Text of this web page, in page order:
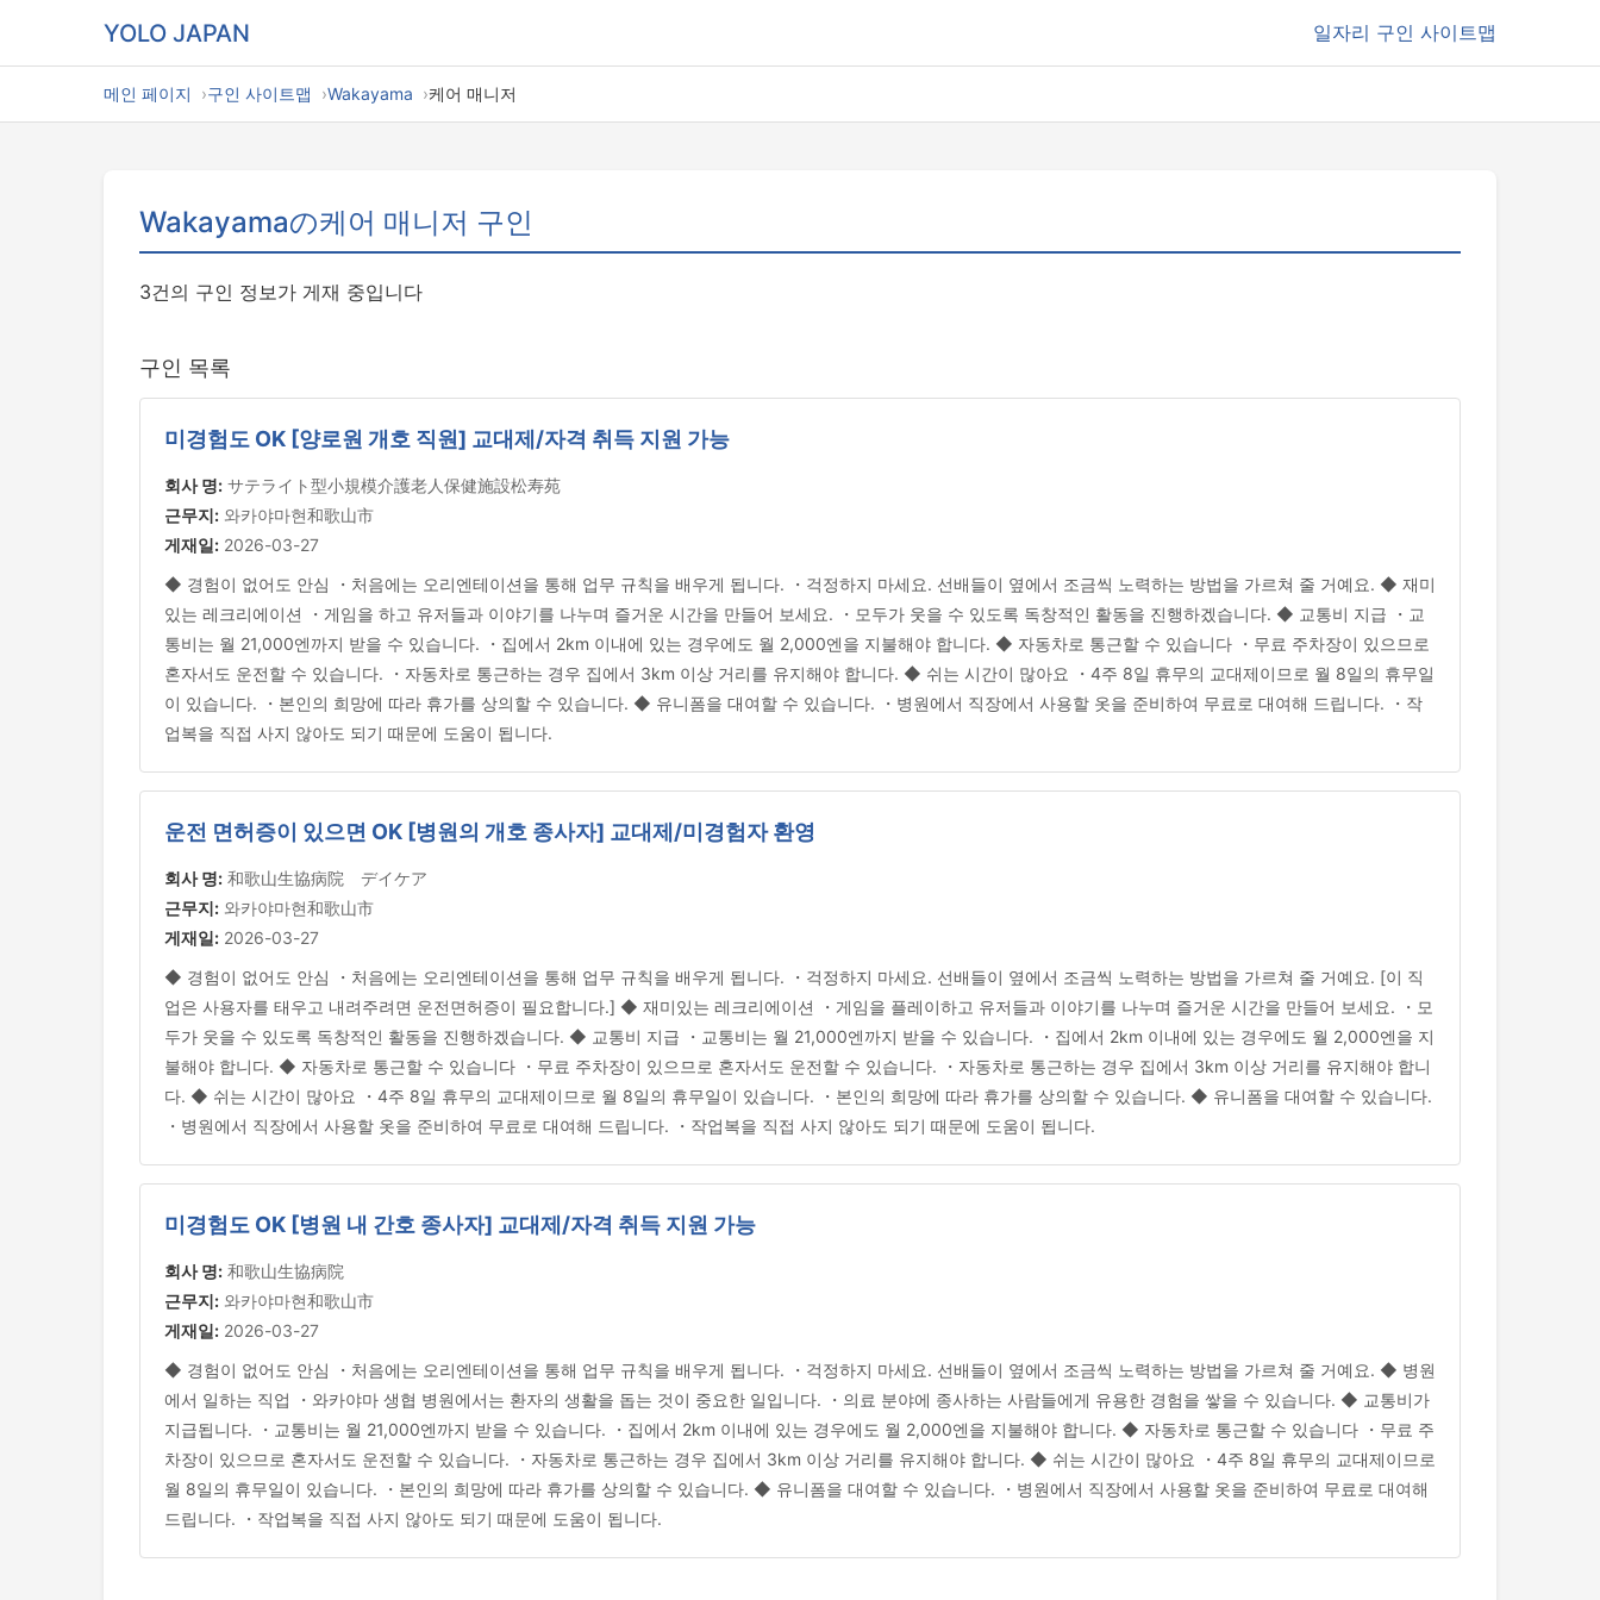
YOLO JAPAN 일자리 구인 사이트맵
메인 페이지 구인 사이트맵 Wakayama 케어 매니저
Wakayamaの케어 매니저 구인
3건의 구인 정보가 게재 중입니다
구인 목록
미경험도 OK [양로원 개호 직원] 교대제/자격 취득 지원 가능
회사 명: サテライト型小規模介護老人保健施設松寿苑
근무지: 와카야마현和歌山市
게재일: 2026-03-27
◆ 경험이 없어도 안심 ・처음에는 오리엔테이션을 통해 업무 규칙을 배우게 됩니다. ・걱정하지 마세요. 선배들이 옆에서 조금씩 노력하는 방법을 가르쳐 줄 거예요. ◆ 재미
있는 레크리에이션 ・게임을 하고 유저들과 이야기를 나누며 즐거운 시간을 만들어 보세요. ・모두가 웃을 수 있도록 독창적인 활동을 진행하겠습니다. ◆ 교통비 지급 ・교
통비는 월 21,000엔까지 받을 수 있습니다. ・집에서 2km 이내에 있는 경우에도 월 2,000엔을 지불해야 합니다. ◆ 자동차로 통근할 수 있습니다 ・무료 주차장이 있으므로
혼자서도 운전할 수 있습니다. ・자동차로 통근하는 경우 집에서 3km 이상 거리를 유지해야 합니다. ◆ 쉬는 시간이 많아요 ・4주 8일 휴무의 교대제이므로 월 8일의 휴무일
이 있습니다. ・본인의 희망에 따라 휴가를 상의할 수 있습니다. ◆ 유니폼을 대여할 수 있습니다. ・병원에서 직장에서 사용할 옷을 준비하여 무료로 대여해 드립니다. ・작
업복을 직접 사지 않아도 되기 때문에 도움이 됩니다.
운전 면허증이 있으면 OK [병원의 개호 종사자] 교대제/미경험자 환영
회사 명: 和歌山生協病院 デイケア
근무지: 와카야마현和歌山市
게재일: 2026-03-27
◆ 경험이 없어도 안심 ・처음에는 오리엔테이션을 통해 업무 규칙을 배우게 됩니다. ・걱정하지 마세요. 선배들이 옆에서 조금씩 노력하는 방법을 가르쳐 줄 거예요. [이 직
업은 사용자를 태우고 내려주려면 운전면허증이 필요합니다.] ◆ 재미있는 레크리에이션 ・게임을 플레이하고 유저들과 이야기를 나누며 즐거운 시간을 만들어 보세요. ・모
두가 웃을 수 있도록 독창적인 활동을 진행하겠습니다. ◆ 교통비 지급 ・교통비는 월 21,000엔까지 받을 수 있습니다. ・집에서 2km 이내에 있는 경우에도 월 2,000엔을 지
불해야 합니다. ◆ 자동차로 통근할 수 있습니다 ・무료 주차장이 있으므로 혼자서도 운전할 수 있습니다. ・자동차로 통근하는 경우 집에서 3km 이상 거리를 유지해야 합니
다. ◆ 쉬는 시간이 많아요 ・4주 8일 휴무의 교대제이므로 월 8일의 휴무일이 있습니다. ・본인의 희망에 따라 휴가를 상의할 수 있습니다. ◆ 유니폼을 대여할 수 있습니다.
・병원에서 직장에서 사용할 옷을 준비하여 무료로 대여해 드립니다. ・작업복을 직접 사지 않아도 되기 때문에 도움이 됩니다.
미경험도 OK [병원 내 간호 종사자] 교대제/자격 취득 지원 가능
회사 명: 和歌山生協病院
근무지: 와카야마현和歌山市
게재일: 2026-03-27
◆ 경험이 없어도 안심 ・처음에는 오리엔테이션을 통해 업무 규칙을 배우게 됩니다. ・걱정하지 마세요. 선배들이 옆에서 조금씩 노력하는 방법을 가르쳐 줄 거예요. ◆ 병원
에서 일하는 직업 ・와카야마 생협 병원에서는 환자의 생활을 돕는 것이 중요한 일입니다. ・의료 분야에 종사하는 사람들에게 유용한 경험을 쌓을 수 있습니다. ◆ 교통비가
지급됩니다. ・교통비는 월 21,000엔까지 받을 수 있습니다. ・집에서 2km 이내에 있는 경우에도 월 2,000엔을 지불해야 합니다. ◆ 자동차로 통근할 수 있습니다 ・무료 주
차장이 있으므로 혼자서도 운전할 수 있습니다. ・자동차로 통근하는 경우 집에서 3km 이상 거리를 유지해야 합니다. ◆ 쉬는 시간이 많아요 ・4주 8일 휴무의 교대제이므로
월 8일의 휴무일이 있습니다. ・본인의 희망에 따라 휴가를 상의할 수 있습니다. ◆ 유니폼을 대여할 수 있습니다. ・병원에서 직장에서 사용할 옷을 준비하여 무료로 대여해
드립니다. ・작업복을 직접 사지 않아도 되기 때문에 도움이 됩니다.